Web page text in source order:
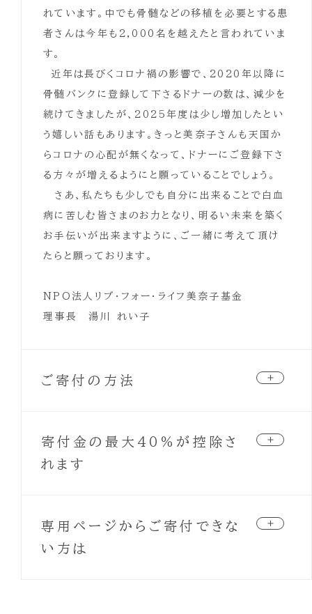
れています。中でも骨髄などの移植を必要とする患
者さんは今年も2,000名を越えたと言われていま
す。
近年は長びくコロナ禍の影響で、2020年以降に
骨髄バンクに登録して下さるドナーの数は、減少を
続けてきましたが、2025年度は少し増加したとい
う嬉しい話もあります。きっと美奈子さんも天国か
らコロナの心配が無くなって、ドナーにご登録下さ
る方々が増えるようにと願っていることでしょう。
さあ、私たちも少しでも自分に出来ることで白血
病に苦しむ皆さまのお力となり、明るい未来を築く
お手伝いが出来ますように、ご一緒に考えて頂け
たらと願っております。
NPO法人リブ・フォー・ライフ美奈子基金
理事長 湯川 れい子
ご寄付の方法
ができます。（リンクをクリックすると別サイトへ移
動します）
https://syncable.biz/associate/live-
for-life
寄付金の最大40％が控除さ
れます
都より認定を受けた認定NPO法人の為、いただい
た寄付金・会費は寄付金控除等の対象になります。
専用ページからご寄付できな
い方は